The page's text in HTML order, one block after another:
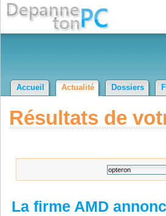
Accueil Actualité Dossiers
Résultats de
La firme AMD